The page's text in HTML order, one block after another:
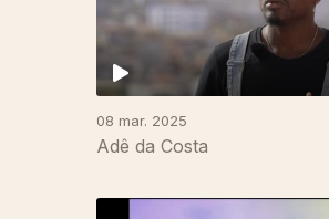
08 mar. 2025
Adê da Costa